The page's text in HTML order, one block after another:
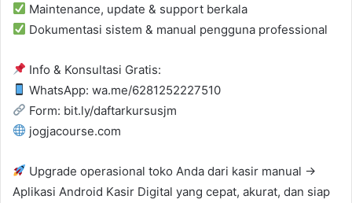
Maintenance, update & support berkala
Dokumentasi sistem & manual pengguna professional
Info & Konsultasi Gratis:
WhatsApp: wa.me/6281252227510
Form: bit.ly/daftarkursusjm
jogjacourse.com
Upgrade operasional toko Anda dari kasir manual →
Aplikasi Android Kasir Digital yang cepat, akurat, dan siap